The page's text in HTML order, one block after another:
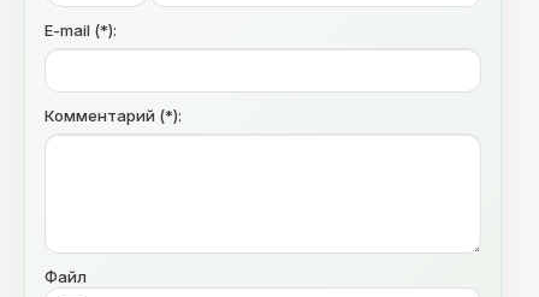
E-mail (*):
Комментарий (*):
Файл